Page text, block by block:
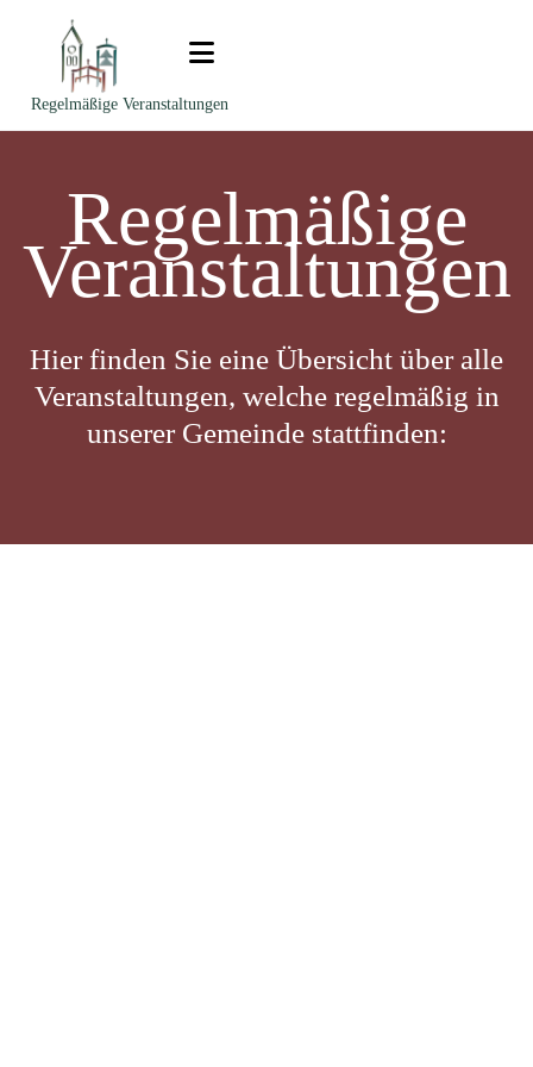
Zum Inhalt springen
Regelmäßige Veranstaltungen
Regelmäßige
Veranstaltungen
Hier finden Sie eine Übersicht über alle
Veranstaltungen, welche regelmäßig in
unserer Gemeinde stattfinden: